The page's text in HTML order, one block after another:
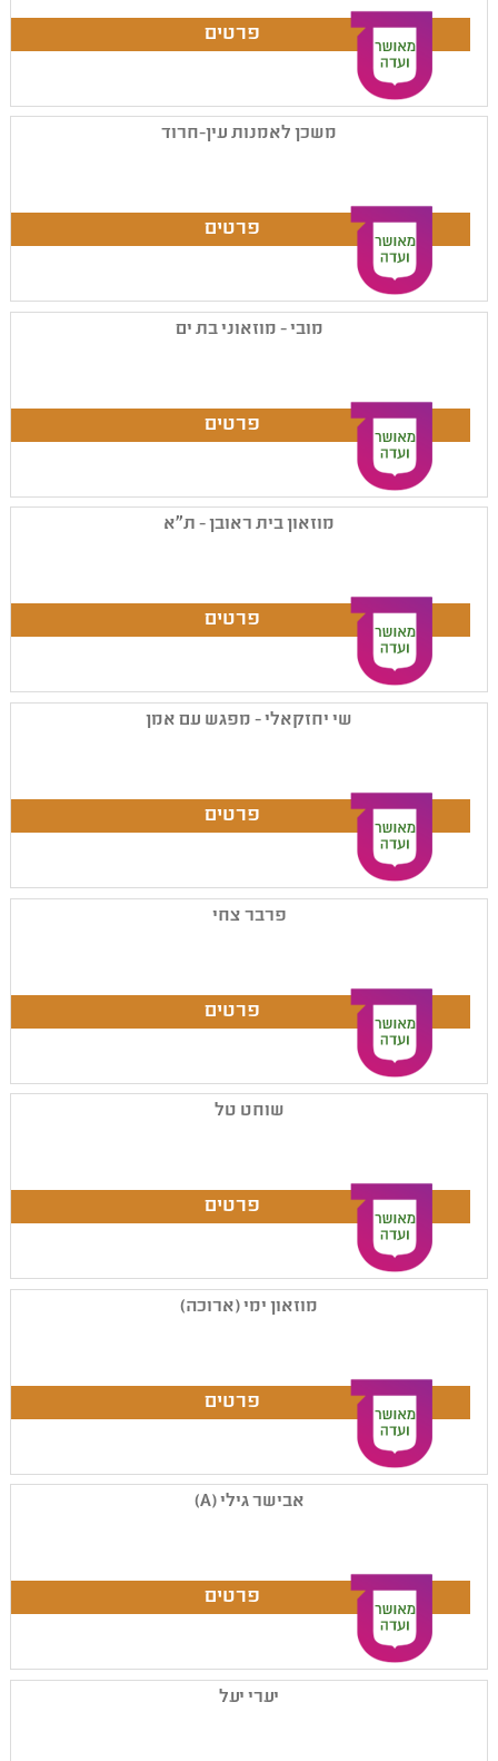
משכן לאמנות עין-חרוד
מובי - מוזאוני בת ים
מוזאון בית ראובן - ת"א
שי יחזקאלי - מפגש עם אמן
פרבר צחי
שוחט טל
מוזאון ימי (ארוכה)
אבישר גילי (A)
יערי יעל